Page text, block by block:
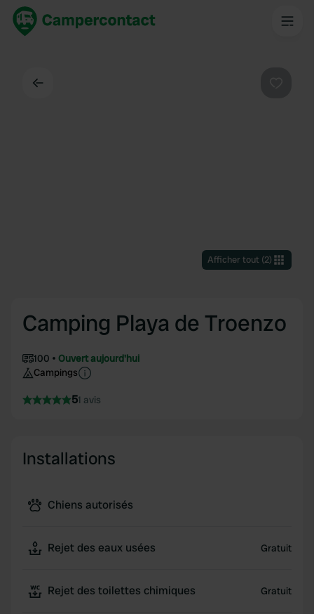
Afficher tout(2)
Camping Playa de Troenzo
100
Ouvert aujourd'hui
Campings
51 avis
Installations
Chiens autorisés
Rejet des eaux usées Gratuit
Rejet des toilettes chimiques Gratuit